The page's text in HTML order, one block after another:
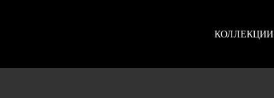
КОЛЛЕКЦИИ